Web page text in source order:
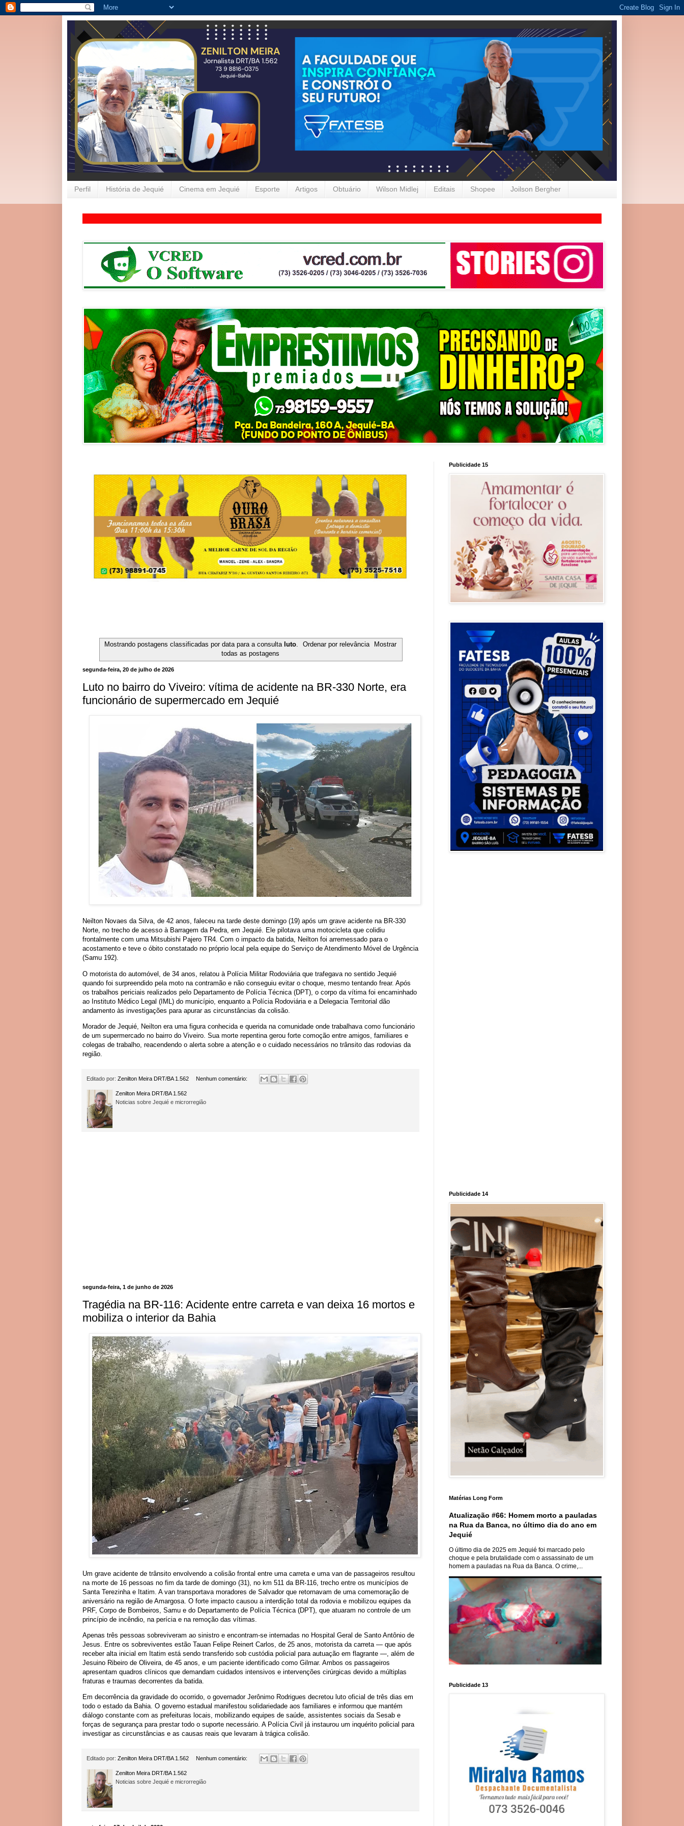
Perfil História de Jequié Cinema em Jequié Esporte Artigos Obtuário Wilson Midlej Editais Shopee Joilson Bergher
Mostrando postagens classificadas por data para a consulta luto. Ordenar por relevância
Mostrar
todas as postagens
segunda-feira, 20 de julho de 2026
Luto no bairro do Viveiro: vítima de acidente na BR-330 Norte, era
funcionário de supermercado em Jequié
Neilton Novaes da Silva, de 42 anos, faleceu na tarde deste domingo (19) após um grave acidente na BR-330
Norte, no trecho de acesso à Barragem da Pedra, em Jequié. Ele pilotava uma motocicleta que colidiu
frontalmente com uma Mitsubishi Pajero TR4. Com o impacto da batida, Neilton foi arremessado para o
acostamento e teve o óbito constatado no próprio local pela equipe do Serviço de Atendimento Móvel de Urgência
(Samu 192).
O motorista do automóvel, de 34 anos, relatou à Polícia Militar Rodoviária que trafegava no sentido Jequié
quando foi surpreendido pela moto na contramão e não conseguiu evitar o choque, mesmo tentando frear. Após
os trabalhos periciais realizados pelo Departamento de Polícia Técnica (DPT), o corpo da vítima foi encaminhado
ao Instituto Médico Legal (IML) do município, enquanto a Polícia Rodoviária e a Delegacia Territorial dão
andamento às investigações para apurar as circunstâncias da colisão.
Morador de Jequié, Neilton era uma figura conhecida e querida na comunidade onde trabalhava como funcionário
de um supermercado no bairro do Viveiro. Sua morte repentina gerou forte comoção entre amigos, familiares e
colegas de trabalho, reacendendo o alerta sobre a atenção e o cuidado necessários no trânsito das rodovias da
região.
Editado por: Zenilton Meira DRT/BA 1.562 Nenhum comentário:
Zenilton Meira DRT/BA 1.562
Noticias sobre Jequié e microrregião
segunda-feira, 1 de junho de 2026
Tragédia na BR-116: Acidente entre carreta e van deixa 16 mortos e
mobiliza o interior da Bahia
Um grave acidente de trânsito envolvendo a colisão frontal entre uma carreta e uma van de passageiros resultou
na morte de 16 pessoas no fim da tarde de domingo (31), no km 511 da BR-116, trecho entre os municípios de
Santa Terezinha e Itatim. A van transportava moradores de Salvador que retornavam de uma comemoração de
aniversário na região de Amargosa. O forte impacto causou a interdição total da rodovia e mobilizou equipes da
PRF, Corpo de Bombeiros, Samu e do Departamento de Polícia Técnica (DPT), que atuaram no controle de um
princípio de incêndio, na perícia e na remoção das vítimas.
Apenas três pessoas sobreviveram ao sinistro e encontram-se internadas no Hospital Geral de Santo Antônio de
Jesus. Entre os sobreviventes estão Tauan Felipe Reinert Carlos, de 25 anos, motorista da carreta — que após
receber alta inicial em Itatim está sendo transferido sob custódia policial para autuação em flagrante —, além de
Jesuino Ribeiro de Oliveira, de 45 anos, e um paciente identificado como Gilmar. Ambos os passageiros
apresentam quadros clínicos que demandam cuidados intensivos e intervenções cirúrgicas devido a múltiplas
fraturas e traumas decorrentes da batida.
Em decorrência da gravidade do ocorrido, o governador Jerônimo Rodrigues decretou luto oficial de três dias em
todo o estado da Bahia. O governo estadual manifestou solidariedade aos familiares e informou que mantém
diálogo constante com as prefeituras locais, mobilizando equipes de saúde, assistentes sociais da Sesab e
forças de segurança para prestar todo o suporte necessário. A Polícia Civil já instaurou um inquérito policial para
investigar as circunstâncias e as causas reais que levaram à trágica colisão.
Editado por: Zenilton Meira DRT/BA 1.562 Nenhum comentário:
Zenilton Meira DRT/BA 1.562
Noticias sobre Jequié e microrregião
Publicidade 15
Publicidade 14
Matérias Long Form
Atualização #66: Homem morto a pauladas
na Rua da Banca, no último dia do ano em
Jequié
O último dia de 2025 em Jequié foi marcado pelo
choque e pela brutalidade com o assassinato de um
homem a pauladas na Rua da Banca. O crime,...
Publicidade 13